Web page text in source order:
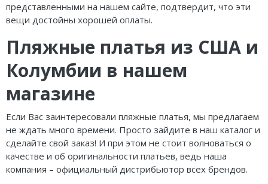
представленными на нашем сайте, подтвердит, что эти
вещи достойны хорошей оплаты.
Пляжные платья из США и
Колумбии в нашем
магазине
Если Вас заинтересовали пляжные платья, мы предлагаем
не ждать много времени. Просто зайдите в наш каталог и
сделайте свой заказ! И при этом не стоит волноваться о
качестве и об оригинальности платьев, ведь наша
компания – официальный дистрибьютор всех брендов.